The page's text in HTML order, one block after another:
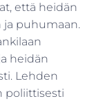
että heidän
ja puhumaan.
heidän
Lehden
poliittisesti